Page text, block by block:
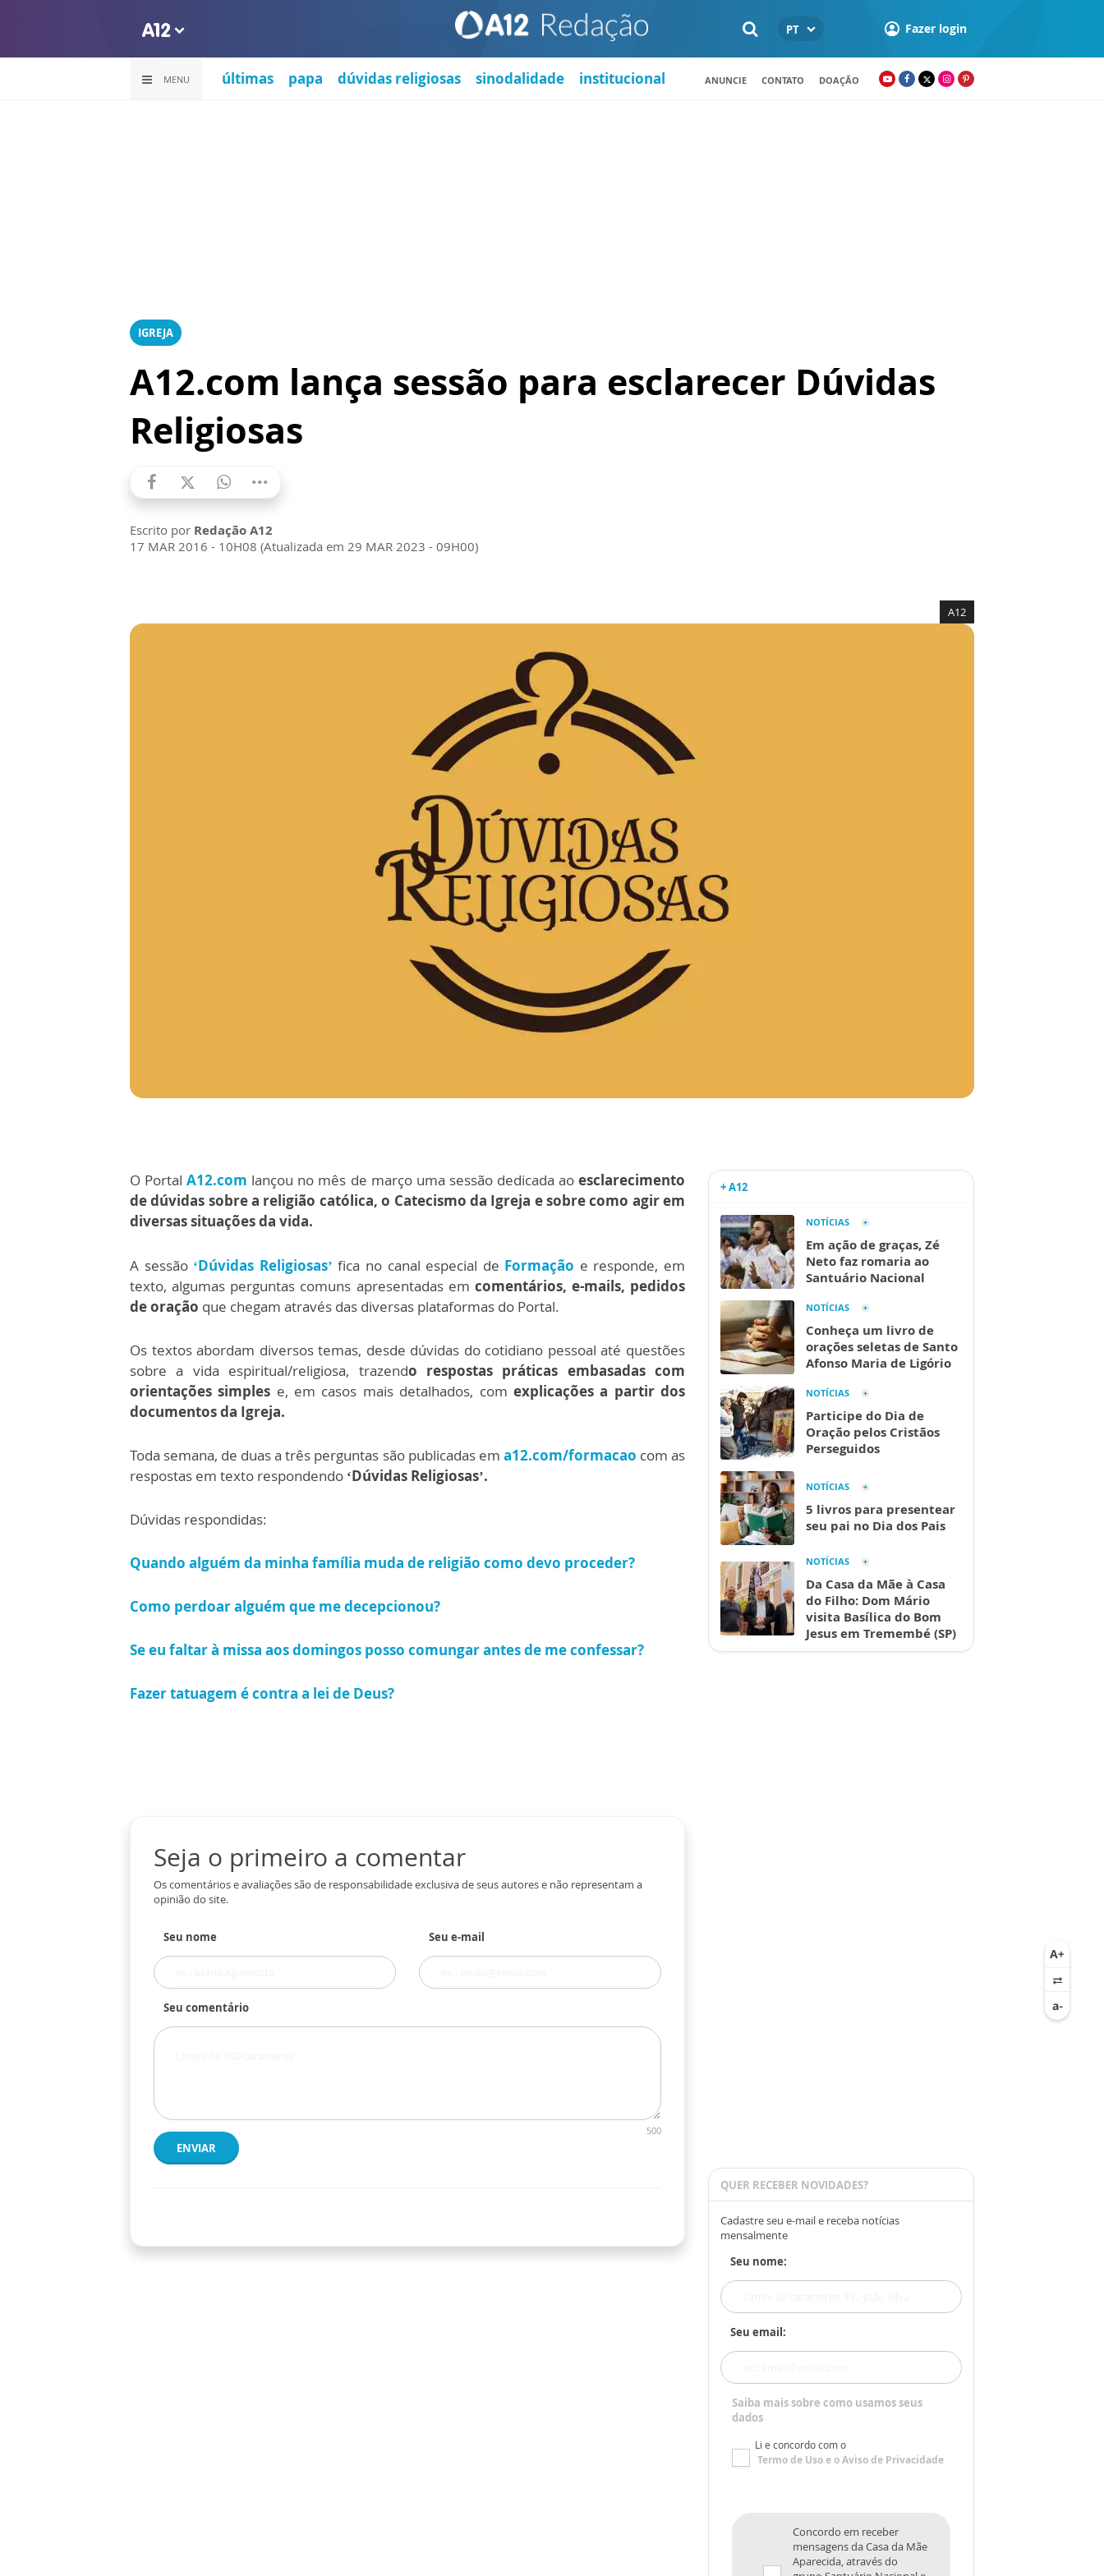
PT Fazer login
MENU últimas papa dúvidas religiosas sinodalidade institucional ANUNCIE CONTATO DOAÇÃO
IGREJA
A12.com lança sessão para esclarecer Dúvidas
Religiosas
Escrito por Redação A12
17 MAR 2016 - 10H08 (Atualizada em 29 MAR 2023 - 09H00)
A12
O PortalA12.com lançou no mês de março uma sessão dedicada aoesclarecimento
de dúvidas sobre a religião católica, o Catecismo da Igreja e sobre como agir em
diversassituações da vida.
A sessão‘Dúvidas Religiosas’fica no canal especial de Formação e responde, em
texto, algumas perguntas comuns apresentadas em comentários, e-mails, pedidos
de oração que chegam através das diversas plataformas do Portal.
Os textos abordam diversos temas, desde dúvidas do cotidiano pessoal até questões
sobre a vida espiritual/religiosa, trazendo respostas práticas embasadas com
orientações simples e, em casos mais detalhados, com explicações a partir dos
documentos da Igreja.
Toda semana, de duas a três perguntas são publicadas em a12.com/formacao com as
respostas em texto respondendo ‘Dúvidas Religiosas’.
Dúvidas respondidas:
Quando alguém da minha família muda de religião como devo proceder?
Como perdoar alguém que me decepcionou?
Se eu faltar à missa aos domingos posso comungar antes de me confessar?
Fazer tatuagem é contra a lei de Deus?
Seja o primeiro a comentar
Os comentários e avaliações são de responsabilidade exclusiva de seus autores e não representam a
opinião do site.
Seu nome Seu e-mail
Seu comentário
500
ENVIAR
+ A12
NOTÍCIAS
Em ação de graças, Zé
Neto faz romaria ao
Santuário Nacional
NOTÍCIAS
Conheça um livro de
orações seletas de Santo
Afonso Maria de Ligório
NOTÍCIAS
Participe do Dia de
Oração pelos Cristãos
Perseguidos
NOTÍCIAS
5 livros para presentear
seu pai no Dia dos Pais
NOTÍCIAS
Da Casa da Mãe à Casa
do Filho: Dom Mário
visita Basílica do Bom
Jesus em Tremembé (SP)
QUER RECEBER NOVIDADES?
Cadastre seu e-mail e receba notícias
mensalmente
Seu nome:
Seu email:
Saiba mais sobre como usamos seus
dados
Li e concordo com o
Termo de Usoe oAviso de Privacidade
Concordo em receber
mensagens da Casa da Mãe
Aparecida, através do